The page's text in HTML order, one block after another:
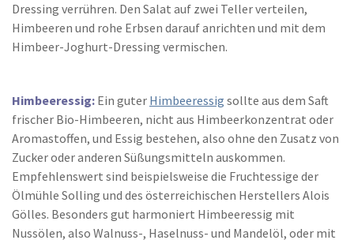
Dressing verrühren. Den Salat auf zwei Teller verteilen,
Himbeeren und rohe Erbsen darauf anrichten und mit dem
Himbeer-Joghurt-Dressing vermischen.
Himbeeressig: Ein guter Himbeeressig sollte aus dem Saft
frischer Bio-Himbeeren, nicht aus Himbeerkonzentrat oder
Aromastoffen, und Essig bestehen, also ohne den Zusatz von
Zucker oder anderen Süßungsmitteln auskommen.
Empfehlenswert sind beispielsweise die Fruchtessige der
Ölmühle Solling und des österreichischen Herstellers Alois
Gölles. Besonders gut harmoniert Himbeeressig mit
Nussölen, also Walnuss-, Haselnuss- und Mandelöl, oder mit